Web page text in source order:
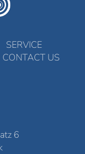
SERVICE
CONTACT US
6